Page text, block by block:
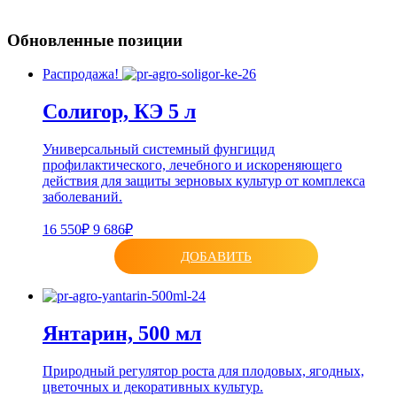
Обновленные позиции
Распродажа!
Солигор, КЭ 5 л
Универсальный системный фунгицид
профилактического, лечебного и искореняющего
действия для защиты зерновых культур от комплекса
заболеваний.
16 550₽ 9 686₽
ДОБАВИТЬ
Янтарин, 500 мл
Природный регулятор роста для плодовых, ягодных,
цветочных и декоративных культур.